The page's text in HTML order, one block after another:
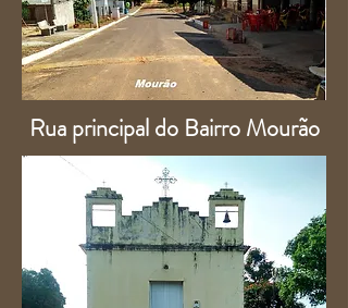
Rua principal do Bairro Mourão